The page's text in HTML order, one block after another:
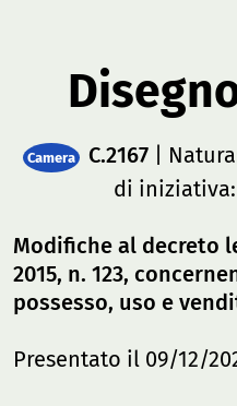
Camera C.2167|
di iniziativa:
Modifiche al decreto
2015, n. 123,
possesso, uso e
Presentato il 09/12/